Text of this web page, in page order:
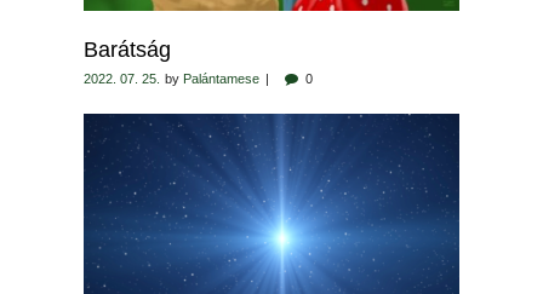
Barátság
2022. 07. 25. by Palántamese 0